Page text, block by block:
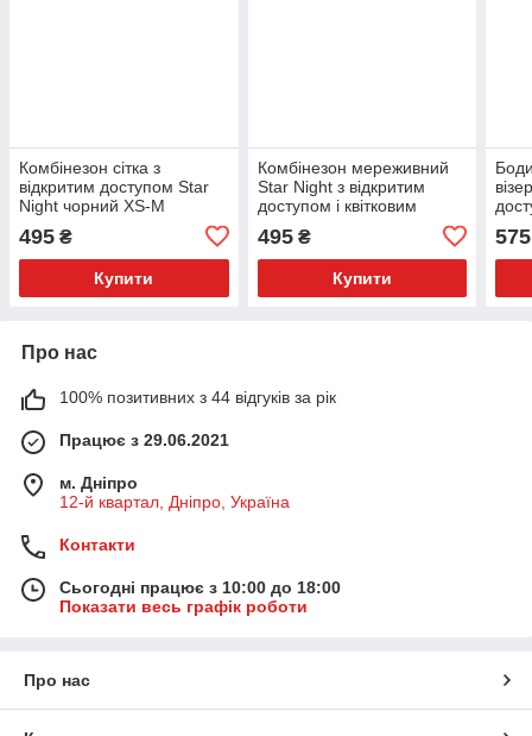
Комбінезон сітка з
відкритим доступом Star
Night чорний XS-M
495 ₴
Купити
Комбінезон мереживний
Star Night з відкритим
доступом і квітковим
495₴
Купити
575
Про нас
100% позитивних з 44 відгуків за рік
Працює з 29.06.2021
м. Дніпро
12-й квартал, Дніпро, Україна
Контакти
Сьогодні працює з 10:00 до 18:00
Показати весь графік роботи
Про нас